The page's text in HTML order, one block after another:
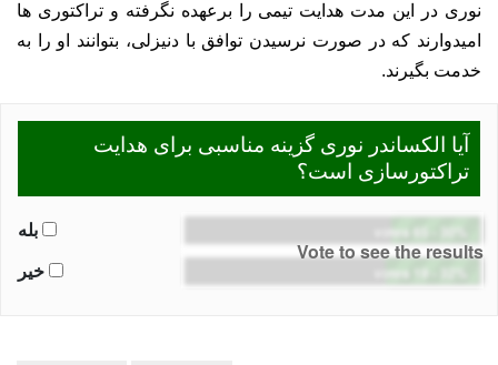
نوری در این مدت هدایت تیمی را برعهده نگرفته و تراکتوری ها
امیدوارند که در صورت نرسیدن توافق با دنیزلی، بتوانند او را به
خدمت بگیرند.
آیا الکساندر نوری گزینه مناسبی برای هدایت
تراکتورسازی است؟
Vote to see the results
بله 30%
خیر